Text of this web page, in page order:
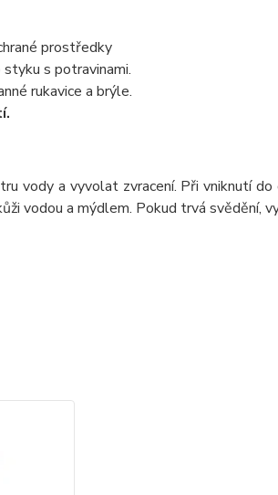
prostředky
s potravinami.
rukavice a brýle.
vody a vyvolat zvracení. Při vniknutí
vodou a mýdlem. Pokud trvá svědění,